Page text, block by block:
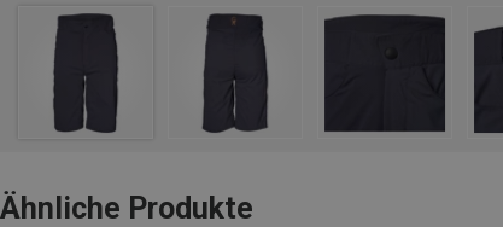
Ähnliche Produkte